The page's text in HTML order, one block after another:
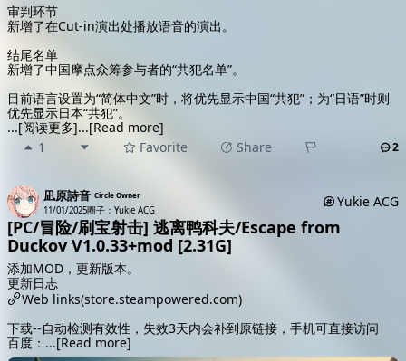
审判环节
新增了在Cut-in演出处播放语音的演出。
结尾名单
新增了中国摩点众筹参与者的“共犯名单”。
目前语言设置为“简体中文”时，将优先显示中国“共犯”；为“日语”时则
优先显示日本“共犯”。
...[阅读更多]...[Read more]
1
Favorite Share 2
凪原詩音 Circle Owner
11/01/2025圈子：Yukie ACG Yukie ACG
[PC/冒险/刷宝射击] 逃离鸭科夫/Escape from
Duckov V1.0.33+mod [2.31G]
添加MOD，更新版本。
更新日志
Web links(store.steampowered.com)
下载--自动检测有效性，失效3天内会补到原链接，手机可直接访问
百度： ...[Read more]